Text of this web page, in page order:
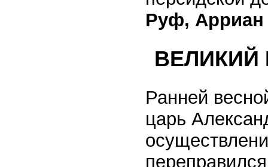
Руф,
ВЕЛИКИЙ
Ранней
царь